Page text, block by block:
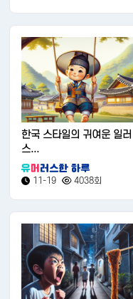
한국 스타일의 귀여운 일러
스...
11-19 4038회